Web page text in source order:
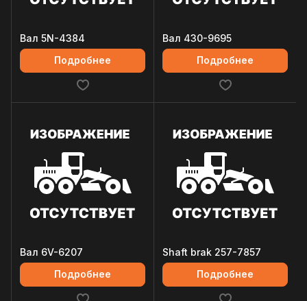
Вал 5N-4384
Подробнее
Вал 430-9695
Подробнее
Вал 6V-6207
Подробнее
Shaft brak 257-7857
Подробнее